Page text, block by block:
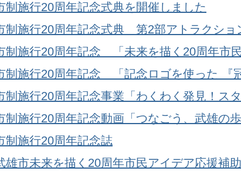
制施行20周年記念式典を開催しました
制施行20周年記念式典 第2部アトラクショ
制施行20周年記念 「未来を描く20周年市民
制施行20周年記念 「記念ロゴを使った 『
制施行20周年記念事業「わくわく発見！スタ
制施行20周年記念動画「つなごう、武雄の
制施行20周年記念誌
雄市未来を描く20周年市民アイデア応援補